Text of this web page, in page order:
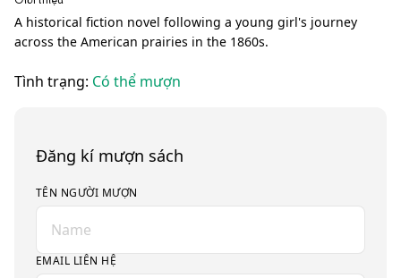
A historical fiction novel following a young girl's journey
across the American prairies in the 1860s.
Tình trạng: Có thể mượn
Đăng kí mượn sách
TÊN NGƯỜI MƯỢN
EMAIL LIÊN HỆ